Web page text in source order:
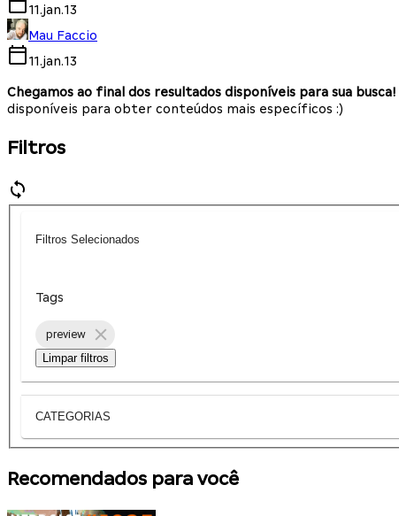
11.jan.13
Mau Faccio
11.jan.13
Chegamos ao final dos resultados disponíveis para sua busca!
disponíveis para obter conteúdos mais específicos :)
Filtros
Filtros Selecionados
Tags
preview
Limpar filtros
CATEGORIAS
Recomendados para você